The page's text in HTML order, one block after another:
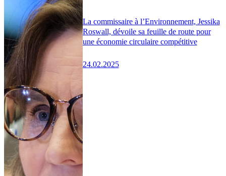
La commissaire à l’Environnement, Jessika
Roswall, dévoile sa feuille de route pour
une économie circulaire compétitive
24.02.2025